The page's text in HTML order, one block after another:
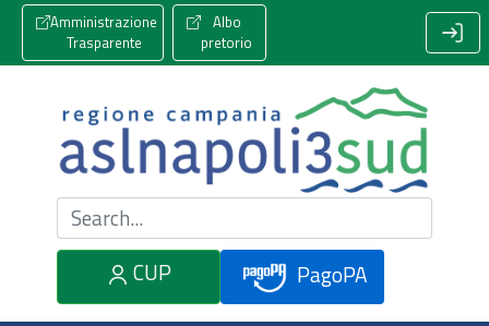
Amministrazione
Trasparente
Albo
pretorio
Cerca nel sito
CUP
PagoPA